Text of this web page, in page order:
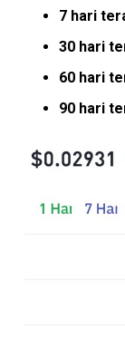
7 hari
30 hari
60 hari
90 hari